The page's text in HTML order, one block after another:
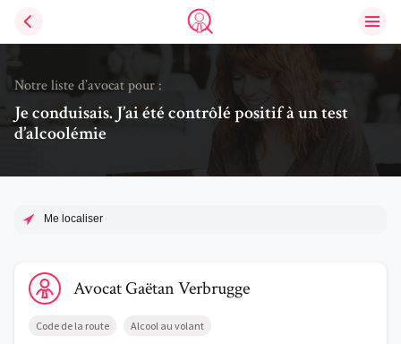
Trouve un avocat
Notre liste d’avocat pour :
Je conduisais. J’ai été contrôlé positif à un test
d’alcoolémie
Me localiser
Voir le profil de AvocatGaëtan Verbrugge
AvocatGaëtanVerbrugge
Code de la route Alcool au volant